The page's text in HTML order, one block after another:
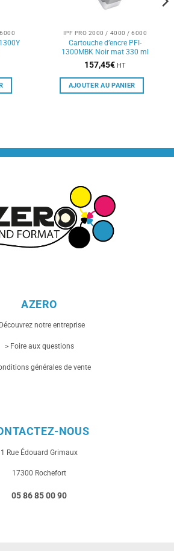
IPF PRO 2000 / 4000 / 6000
Cartouche d’encre PFI-
1300MBK Noir mat 330 ml
157,45€ HT
AJOUTER AU PANIER
AZERO
notre entreprise
> Foire aux questions
générales de vente
NOUS
1 Rue Édouard Grimaux
17300 Rochefort
05 86 85 00 90